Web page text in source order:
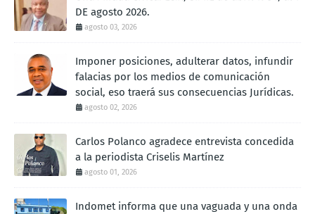
DE agosto 2026.
agosto 03, 2026
Imponer posiciones, adulterar datos, infundir
falacias por los medios de comunicación
social, eso traerá sus consecuencias Jurídicas.
agosto 02, 2026
Carlos Polanco agradece entrevista concedida
a la periodista Criselis Martínez
agosto 01, 2026
Indomet informa que una vaguada y una onda